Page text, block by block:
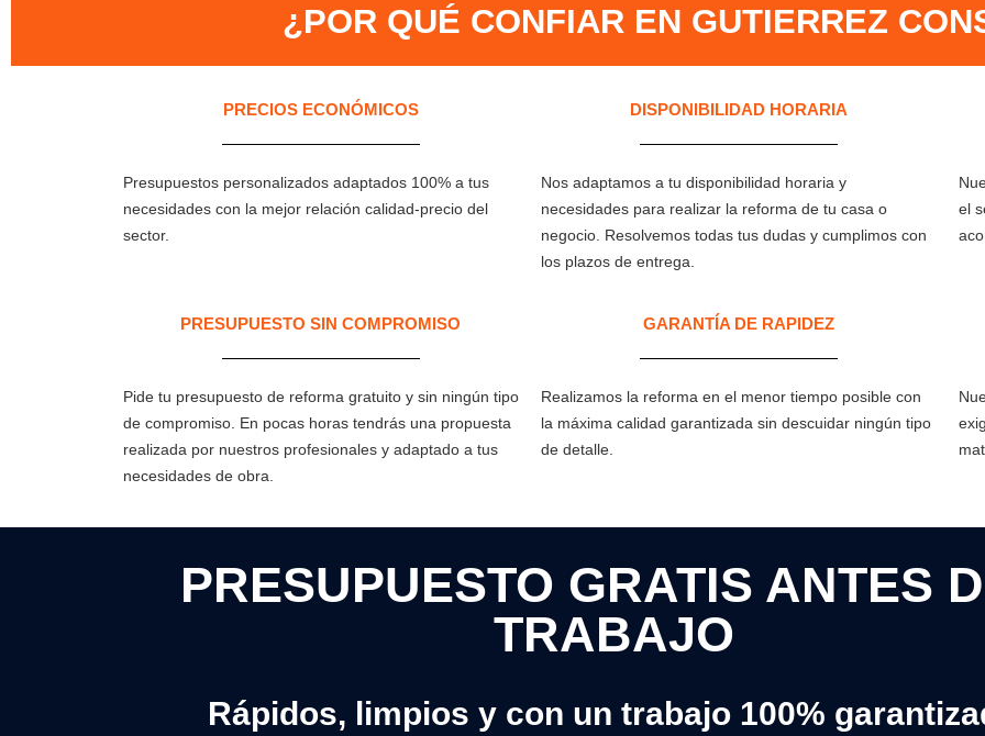
¿POR QUÉ CONFIAR EN GUTIERREZ
PRECIOS ECONÓMICOS
Presupuestos personalizados adaptados 100% a tus
necesidades con la mejor relación calidad-precio del
sector.
DISPONIBILIDAD HORARIA
Nos adaptamos a tu disponibilidad horaria y
necesidades para realizar la reforma de tu casa o
negocio. Resolvemos todas tus dudas y cumplimos con
los plazos de entrega.
el
PRESUPUESTO SIN COMPROMISO
Pide tu presupuesto de reforma gratuito y sin ningún tipo
de compromiso. En pocas horas tendrás una propuesta
realizada por nuestros profesionales y adaptado a tus
necesidades de obra.
GARANTÍA DE RAPIDEZ​
Realizamos la reforma en el menor tiempo posible con
la máxima calidad garantizada sin descuidar ningún tipo
de detalle.
PRESUPUESTO GRATIS ANTES
TRABAJO
Rápidos, limpios y con un trabajo 100%